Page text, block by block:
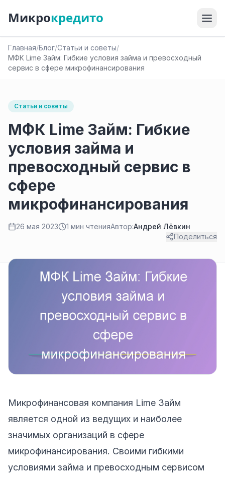
Микрокредито
Главная/Блог/Статьи и советы/
МФК Lime Займ: Гибкие условия займа и превосходный
сервис в сфере микрофинансирования
Статьи и советы
МФК Lime Займ: Гибкие
условия займа и
превосходный сервис в
сфере
микрофинансирования
26 мая 2023 1 мин чтенияАвтор:Андрей Лёвкин
Поделиться
Микрофинансовая компания Lime Займ
является одной из ведущих и наиболее
значимых организаций в сфере
микрофинансирования. Своими гибкими
условиями займа и превосходным сервисом